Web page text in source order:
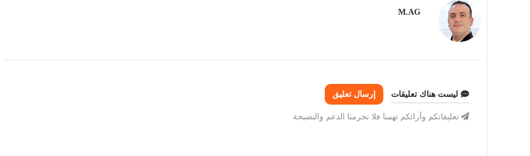
M.AG
ليست هناك تعليقات إرسال تعليق
تعليقاتكم وآرائكم تهمنا فلا تحرمنا الدعم والنصيحة